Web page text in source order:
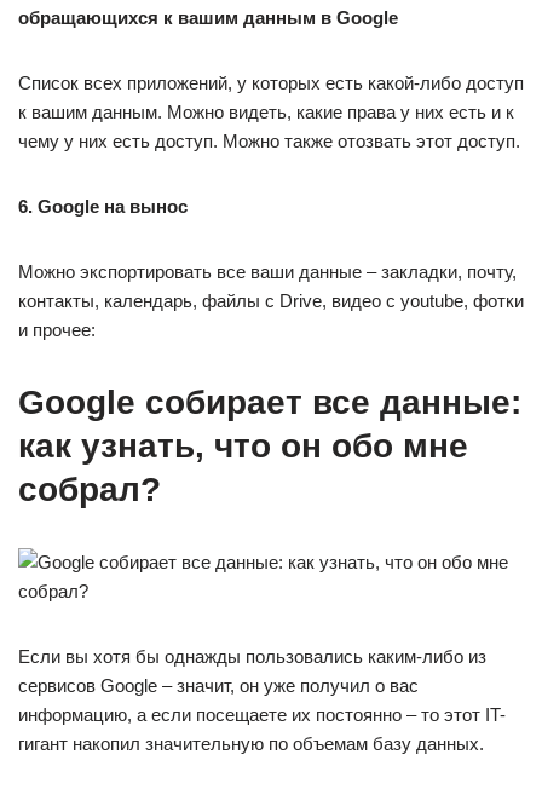
обращающихся к вашим данным в Google
Список всех приложений, у которых есть какой-либо доступ
к вашим данным. Можно видеть, какие права у них есть и к
чему у них есть доступ. Можно также отозвать этот доступ.
6. Google на вынос
Можно экспортировать все ваши данные – закладки, почту,
контакты, календарь, файлы с Drive, видео с youtube, фотки
и прочее:
Google собирает все данные:
как узнать, что он обо мне
собрал?
Если вы хотя бы однажды пользовались каким-либо из
сервисов Google – значит, он уже получил о вас
информацию, а если посещаете их постоянно – то этот IT-
гигант накопил значительную по объемам базу данных.